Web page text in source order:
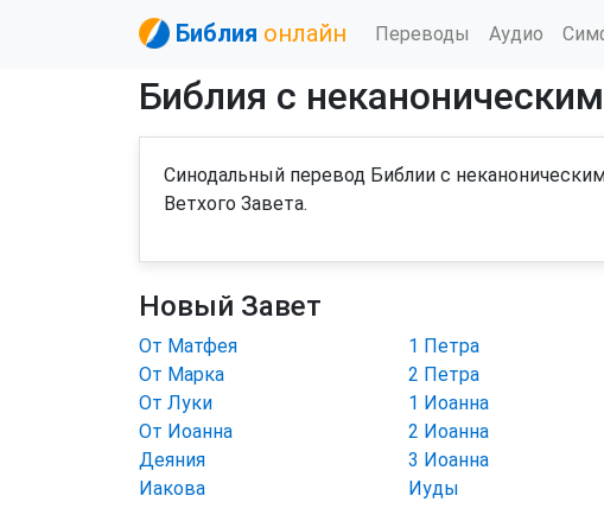
Библия онлайн Переводы Аудио
Библия с
Синодальный перевод Библии с
Ветхого Завета.
Новый Завет
От Матфея
От Марка
От Луки
От Иоанна
Деяния
Иакова
1 Петра
2 Петра
1 Иоанна
2 Иоанна
3 Иоанна
Иуды